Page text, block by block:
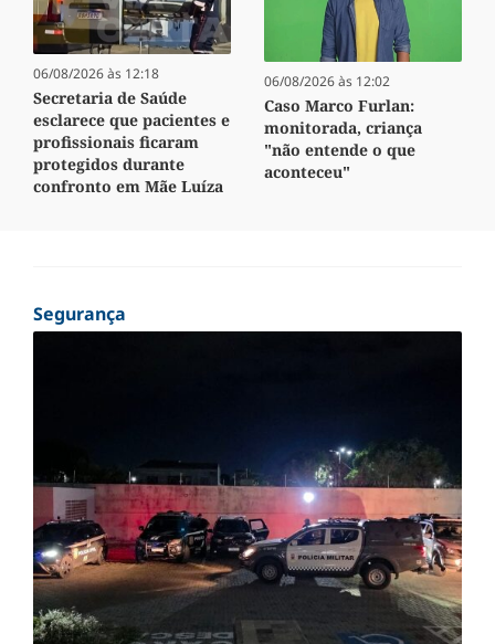
06/08/2026 às 12:18
Secretaria de Saúde
esclarece que pacientes e
profissionais ficaram
protegidos durante
confronto em Mãe Luíza
06/08/2026 às 12:02
Caso Marco Furlan:
monitorada, criança
"não entende o que
aconteceu"
Segurança